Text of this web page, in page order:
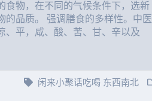
食物，在不同的气候条件下，选新
的品质。 强调膳食的多样性。中医
、平，咸、酸、苦、甘、辛以及
闲来小聚话吃喝 东西南北